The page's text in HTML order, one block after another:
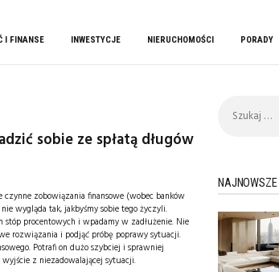
I FINANSE INWESTYCJE NIERUCHOMOŚCI PORADY
kbc tfi
blog finansowy
sobie ze spłatą długów
zobowiązania finansowe (wobec banków
wygląda tak, jakbyśmy sobie tego życzyli.
procentowych i wpadamy w zadłużenie. Nie
rozwiązania i podjąć próbę poprawy sytuacji.
Potrafi on dużo szybciej i sprawniej
z niezadowalającej sytuacji.
NAJNOWSZE